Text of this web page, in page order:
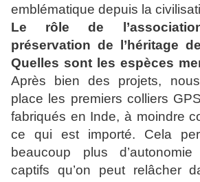
emblématique depuis la
Le rôle de
préservation de l’héritage
Quelles sont les espèces
Après bien des projets,
place les premiers colliers
fabriqués en Inde, à moindre
ce qui est importé. Cela
beaucoup plus
captifs qu’on peut relâcher